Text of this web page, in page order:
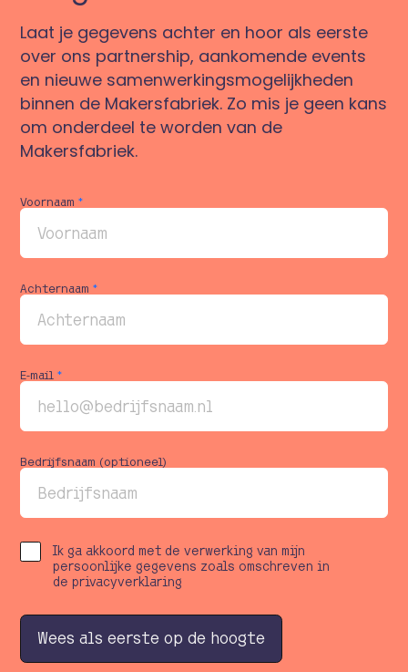
Laat je gegevens achter en hoor als eerste
over ons partnership, aankomende events
en nieuwe samenwerkingsmogelijkheden
binnen de Makersfabriek. Zo mis je geen kans
om onderdeel te worden van de
Makersfabriek.
Voornaam*
Achternaam*
E-mail*
Bedrijfsnaam (optioneel)
Ik ga akkoord met de verwerking van mijn
persoonlijke gegevens zoals omschreven in
de privacyverklaring
Wees als eerste op de hoogte